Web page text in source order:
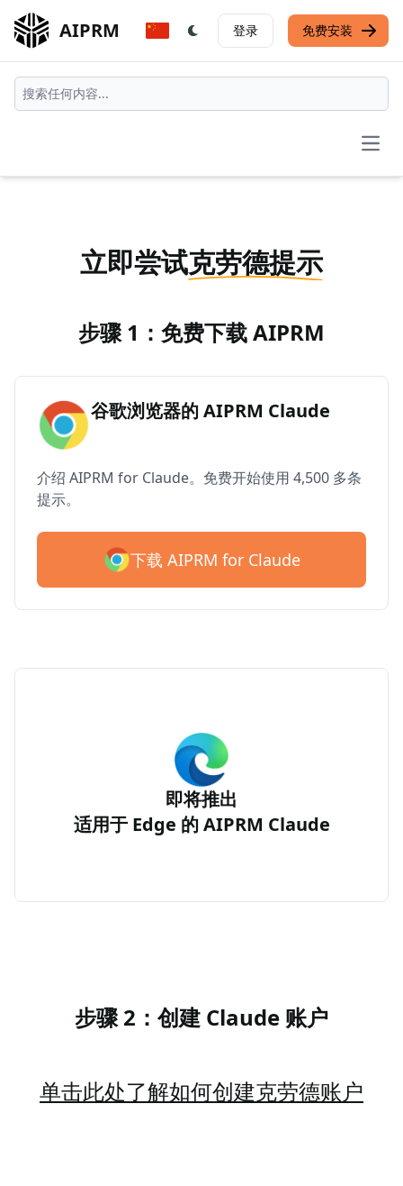
AIPRM 登录 免费安装
立即尝试克劳德提示
步骤 1：免费下载 AIPRM
谷歌浏览器的 AIPRM Claude
介绍 AIPRM for Claude。免费开始使用 4,500 多条
提示。
下载 AIPRM for Claude
即将推出
适用于 Edge 的 AIPRM Claude
步骤 2：创建 Claude 账户
单击此处了解如何创建克劳德账户